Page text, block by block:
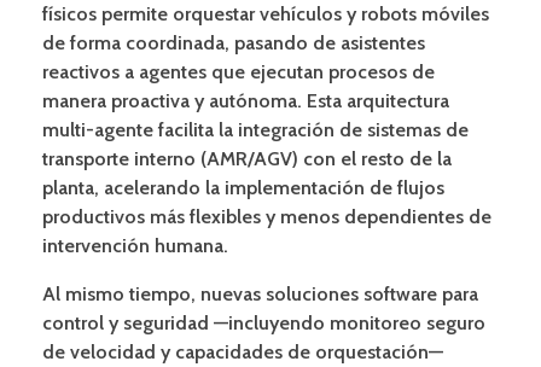
físicos permite orquestar vehículos y robots móviles
de forma coordinada, pasando de asistentes
reactivos a agentes que ejecutan procesos de
manera proactiva y autónoma. Esta arquitectura
multi-agente facilita la integración de sistemas de
transporte interno (AMR/AGV) con el resto de la
planta, acelerando la implementación de flujos
productivos más flexibles y menos dependientes de
intervención humana.
Al mismo tiempo, nuevas soluciones software para
control y seguridad —incluyendo monitoreo seguro
de velocidad y capacidades de orquestación—